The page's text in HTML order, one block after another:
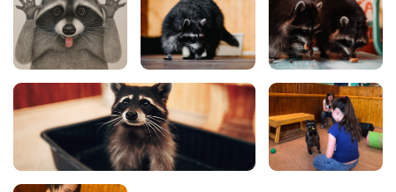
Образовательный туризм
Аттестованные экскурсоводы
Маршруты от экскурсоводов
Все маршруты
Доступная среда